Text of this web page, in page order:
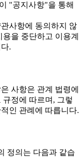
"공지사항"을 통해
사항에 동의하지 않
을 중단하고 이용계
.
사항은 관계 법령에
정에 따르며, 그렇
인 관례에 따릅니다.
정의는 다음과 같습